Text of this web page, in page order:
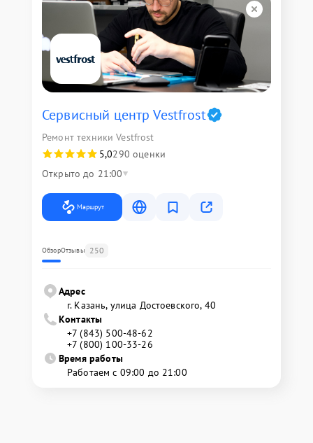
Сервисный центр Vestfrost
Ремонт техники Vestfrost
5,0290 оценки
Открыто до 21:00
Маршрут
ОбзорОтзывы 250
Адрес
г. Казань, улица Достоевского, 40
Контакты
+7 (843) 500-48-62
+7 (800) 100-33-26
Время работы
Работаем с 09:00 до 21:00